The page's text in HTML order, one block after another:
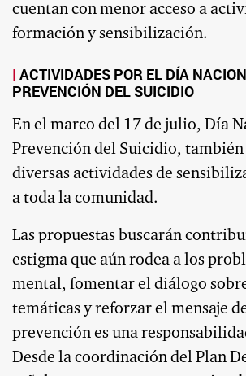
cuentan con menor acceso a
formación y sensibilización.
ACTIVIDADES POR EL DÍA
PREVENCIÓN DEL SUICIDIO
En el marco del 17 de julio, Día
Prevención del Suicidio, también
diversas actividades de
a toda la comunidad.
Las propuestas buscarán
estigma que aún rodea a los
mental, fomentar el diálogo
temáticas y reforzar el mensaje
prevención es una
Desde la coordinación del Plan